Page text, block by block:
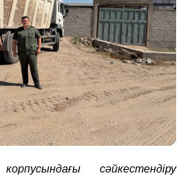
сәйкестендіру